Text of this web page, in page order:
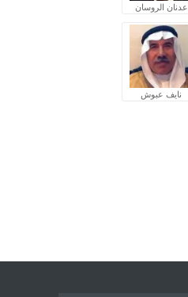
عدنان الروسان
نايف عبوش